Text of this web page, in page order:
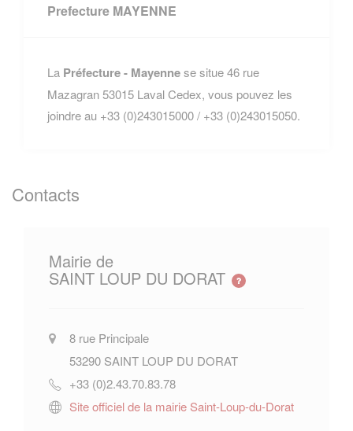
Prefecture MAYENNE
La Préfecture - Mayennese situe 46 rue
Mazagran 53015 Laval Cedex, vous pouvez les
joindre au +33 (0)243015000 / +33 (0)243015050.
Contacts
Mairie de
SAINT LOUP DU DORAT
8 rue Principale
53290 SAINT LOUP DU DORAT
+33 (0)2.43.70.83.78
Site officiel de la mairie Saint-Loup-du-Dorat